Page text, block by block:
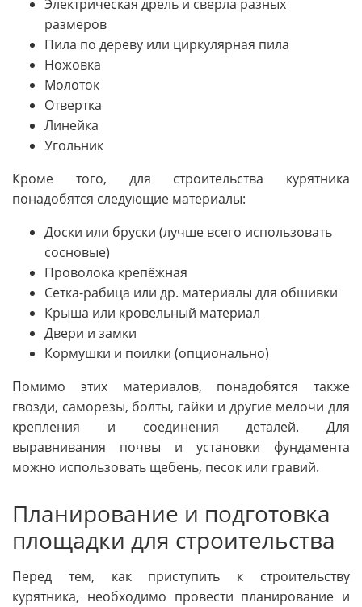
Электрическая дрель и сверла разных
размеров
Пила по дереву или циркулярная пила
Ножовка
Молоток
Отвертка
Линейка
Угольник
Кроме того, для строительства курятника
понадобятся следующие материалы:
Доски или бруски (лучше всего использовать
сосновые)
Проволока крепёжная
Сетка-рабица или др. материалы для обшивки
Крыша или кровельный материал
Двери и замки
Кормушки и поилки (опционально)
Помимо этих материалов, понадобятся также
гвозди, саморезы, болты, гайки и другие мелочи для
крепления и соединения деталей. Для
выравнивания почвы и установки фундамента
можно использовать щебень, песок или гравий.
Планирование и подготовка
площадки для строительства
Перед тем, как приступить к строительству
курятника, необходимо провести планирование и